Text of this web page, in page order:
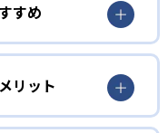
国人講師がそれぞれ
する。日本人講師は
の理解をサポート
実践的な会話指導を
を取り入れ、子ども
ている。2名体制によ
すめ
たい人
ファベットの文字を
リット
る？